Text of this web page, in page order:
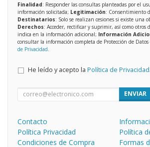
Finalidad: Responder las consultas planteadas por el
información solicitada; Legitimación: Consentimiento
Destinatarios: Solo se realizan cesiones si existe una
Derechos: Acceder, rectificar y suprimir, así como otros
indica en la información adicional; Información
consultar la información completa de Protección de
de Privacidad
He leído y acepto la Política de Privacidad
ENVIAR
Contacto
Política Privacidad
Política
Condiciones de Compra
Formas